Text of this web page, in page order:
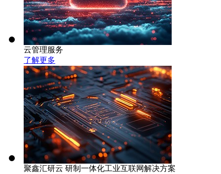
云管理服务
了解更多
聚鑫汇研云 研制一体化工业互联网解决方案